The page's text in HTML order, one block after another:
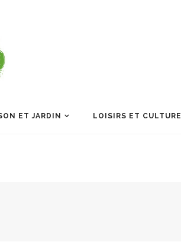
ET JARDIN LOISIRS ET CULTURE